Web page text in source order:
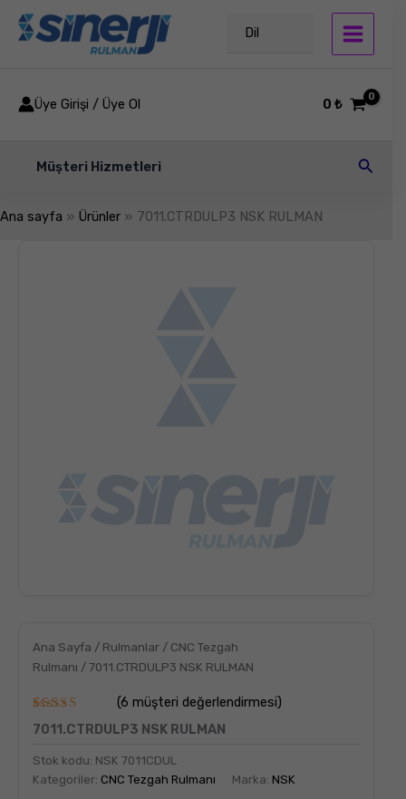
İçeriğe
atla
Dil
Üye Girişi / Üye Ol 0₺
Müşteri Hizmetleri Arama
Ana sayfa Ürünler 7011.CTRDULP3 NSK RULMAN
Ana Sayfa / Rulmanlar / CNC Tezgah
Rulmanı / 7011.CTRDULP3 NSK RULMAN
6
müşteri
puanına
5
üzerinden
5.00puan
(6 müşteri değerlendirmesi)
7011.CTRDULP3 NSK RULMAN
Stok kodu: NSK 7011CDUL
Kategoriler: CNC Tezgah Rulmanı Marka: NSK